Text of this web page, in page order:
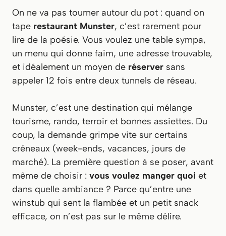
On ne va pas tourner autour du pot : quand on
tape restaurant Munster, c’est rarement pour
lire de la poésie. Vous voulez une table sympa,
un menu qui donne faim, une adresse trouvable,
et idéalement un moyen de réserver sans
appeler 12 fois entre deux tunnels de réseau.
Munster, c’est une destination qui mélange
tourisme, rando, terroir et bonnes assiettes. Du
coup, la demande grimpe vite sur certains
créneaux (week-ends, vacances, jours de
marché). La première question à se poser, avant
même de choisir : vous voulez manger quoi et
dans quelle ambiance ? Parce qu’entre une
winstub qui sent la flambée et un petit snack
efficace, on n’est pas sur le même délire.